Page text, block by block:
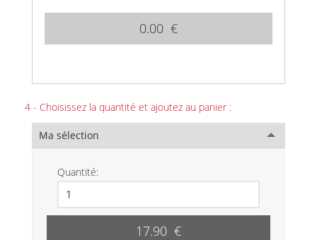
0.00 €
4 - Choisissez la quantité et ajoutez au panier :
Ma sélection
Quantité:
17.90 €